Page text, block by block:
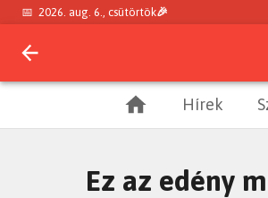
📅 2026. aug. 6., csütörtök🎉
Hírek
Ez az edény